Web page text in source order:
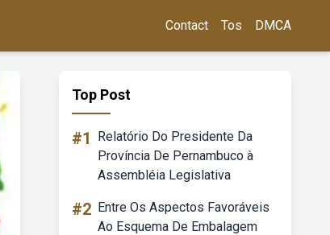
Contact Tos DMCA
Top Post
#1
Relatório Do Presidente Da
Província De Pernambuco à
Assembléia Legislativa
#2 Entre Os Aspectos Favoráveis
Ao Esquema De Embalagem